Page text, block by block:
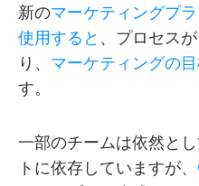
新のマーケティングプ
使用すると 、プロセス
り、 マーケティングの
す。
一部のチームは依然と
トに依存していますが、